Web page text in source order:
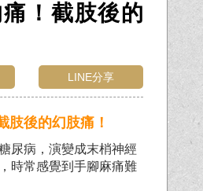
！截肢後的
LINE分享
肢後的幻肢痛！
尿病，演變成末梢神經
時常感覺到手腳麻痛難